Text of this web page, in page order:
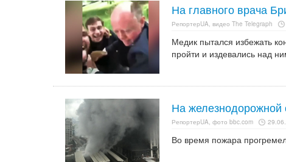
На главного врача
РепортерUA, видео The Telegraph
Медик пытался избежать
пройти и издевались над
На
РепортерUA, фото bbc.com
Во время пожара